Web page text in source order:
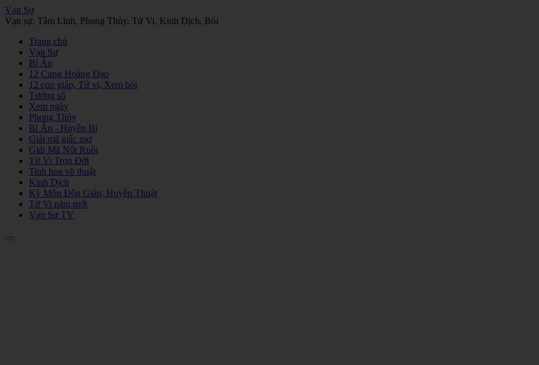
Vạn Sự
Vạn sự, Tâm Linh, Phong Thủy, Tử Vi, Kinh Dịch, Bói
Trang chủ
Vạn Sự
Bí Ẩn
12 Cung Hoàng Đạo
12 con giáp, Tử vi, Xem bói
Tướng số
Xem ngày
Phong Thủy
Bí Ẩn - Huyền Bí
Giải mã giấc mơ
Giải Mã Nốt Ruồi
Tử Vi Trọn Đời
Tinh hoa võ thuật
Kinh Dịch
Kỳ Môn Độn Giáp, Huyền Thuật
Tử Vi năm mới
Vạn Sự TV